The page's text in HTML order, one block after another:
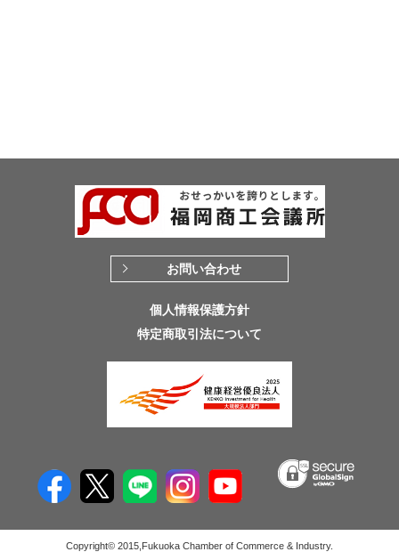
お問い合わせ
個人情報保護方針
特定商取引法について
Copyright© 2015,Fukuoka Chamber of Commerce & Industry.